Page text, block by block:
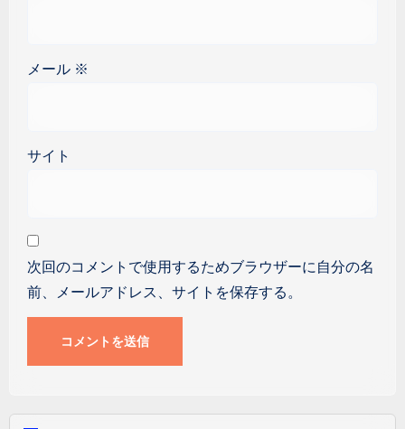
メール ※
サイト
次回のコメントで使用するためブラウザーに自分の名
前、メールアドレス、サイトを保存する。